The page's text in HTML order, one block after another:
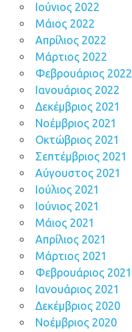
Ιούνιος 2022
Μάιος 2022
Απρίλιος 2022
Μάρτιος 2022
Φεβρουάριος 2022
Ιανουάριος 2022
Δεκέμβριος 2021
Νοέμβριος 2021
Οκτώβριος 2021
Σεπτέμβριος 2021
Αύγουστος 2021
Ιούλιος 2021
Ιούνιος 2021
Μάιος 2021
Απρίλιος 2021
Μάρτιος 2021
Φεβρουάριος 2021
Ιανουάριος 2021
Δεκέμβριος 2020
Νοέμβριος 2020